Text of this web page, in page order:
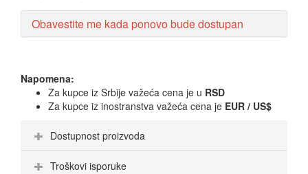
Obavestite me kada ponovo bude dostupan
Napomena:
Za kupce iz Srbije važeća cena je u RSD
Za kupce iz inostranstva važeća cena je EUR / US$
Dostupnost proizvoda
Troškovi isporuke